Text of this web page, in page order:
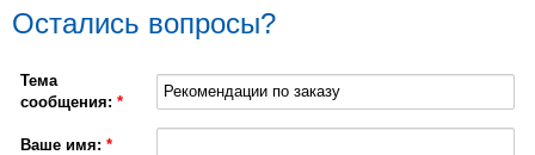
Остались вопросы?
Тема
сообщения: *
Ваше имя: *